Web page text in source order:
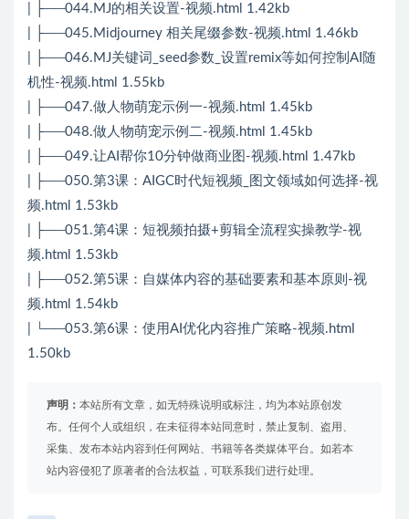
| ├──044.MJ的相关设置-视频.html 1.42kb
| ├──045.Midjourney 相关尾缀参数-视频.html 1.46kb
| ├──046.MJ关键词_seed参数_设置remix等如何控制AI随
机性-视频.html 1.55kb
| ├──047.做人物萌宠示例一-视频.html 1.45kb
| ├──048.做人物萌宠示例二-视频.html 1.45kb
| ├──049.让AI帮你10分钟做商业图-视频.html 1.47kb
| ├──050.第3课：AIGC时代短视频_图文领域如何选择-视
频.html 1.53kb
| ├──051.第4课：短视频拍摄+剪辑全流程实操教学-视
频.html 1.53kb
| ├──052.第5课：自媒体内容的基础要素和基本原则-视
频.html 1.54kb
| └──053.第6课：使用AI优化内容推广策略-视频.html
1.50kb
声明： 本站所有文章，如无特殊说明或标注，均为本站原创发
布。任何个人或组织，在未征得本站同意时，禁止复制、盗用、
采集、发布本站内容到任何网站、书籍等各类媒体平台。如若本
站内容侵犯了原著者的合法权益，可联系我们进行处理。